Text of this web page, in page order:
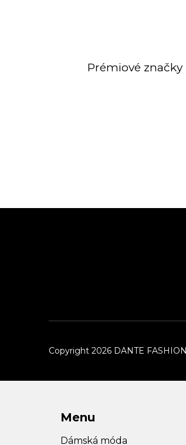
Prémiové značky
Copyright 2026 DANTE FASHION
Menu
Dámská móda